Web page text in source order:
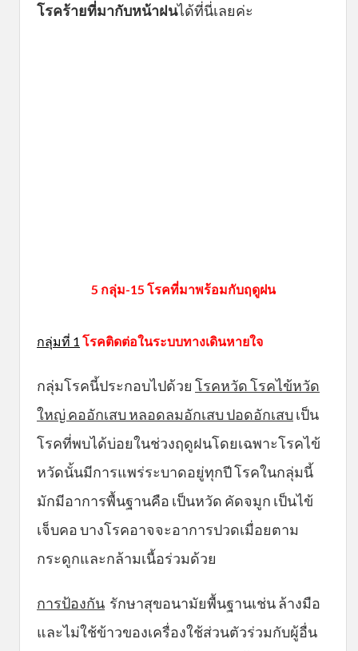
โรคร้ายที่มากับหน้าฝนได้ที่นี่เลยค่ะ
5 กลุ่ม-15 โรคที่มาพร้อมกับฤดูฝน
กลุ่มที่ 1 โรคติดต่อในระบบทางเดินหายใจ
กลุ่มโรคนี้ประกอบไปด้วย โรคหวัด โรคไข้หวัด
ใหญ่ คออักเสบ หลอดลมอักเสบ ปอดอักเสบเป็น
โรคที่พบได้บ่อยในช่วงฤดูฝนโดยเฉพาะโรคไข้
หวัดนั้นมีการแพร่ระบาดอยู่ทุกปี โรคในกลุ่มนี้
มักมีอาการพื้นฐานคือ เป็นหวัด คัดจมูก เป็นไข้
เจ็บคอ บางโรคอาจจะอาการปวดเมื่อยตาม
กระดูกและกล้ามเนื้อร่วมด้วย
การป้องกัน รักษาสุขอนามัยพื้นฐานเช่น ล้างมือ
และไม่ใช้ข้าวของเครื่องใช้ส่วนตัวร่วมกับผู้อื่น